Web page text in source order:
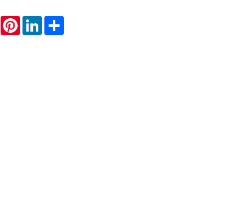
WhatsAppPinterestLinkedIn